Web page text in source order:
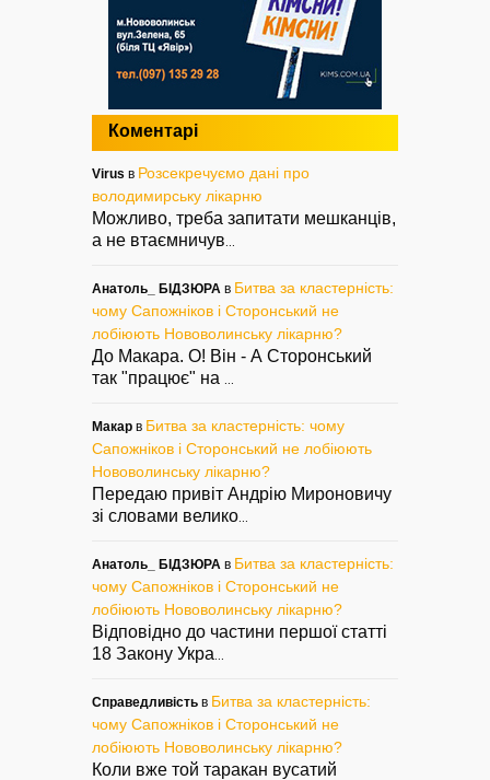
Коментарі
Virus в Розсекречуємо дані про
володимирську лікарню
Можливо, треба запитати мешканців,
а не втаємничув
Анатоль_ БІДЗЮРА в Битва за кластерність:
чому Сапожніков і Сторонський не
лобіюють Нововолинську лікарню?
До Макара. О! Він - А Сторонський
так "працює" на
Макар в Битва за кластерність: чому
Сапожніков і Сторонський не лобіюють
Нововолинську лікарню?
Передаю привіт Андрію Мироновичу
зі словами велико
Анатоль_ БІДЗЮРА в Битва за кластерність:
чому Сапожніков і Сторонський не
лобіюють Нововолинську лікарню?
Відповідно до частини першої статті
18 Закону Укра
Справедливість в Битва за кластерність:
чому Сапожніков і Сторонський не
лобіюють Нововолинську лікарню?
Коли вже той таракан вусатий